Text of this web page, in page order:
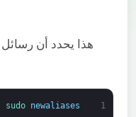
هذا يحدد أن رسائل
1
sudo newaliases